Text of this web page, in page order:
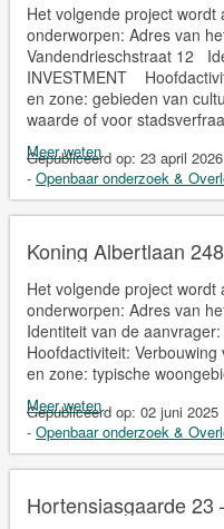
Het volgende project
onderworpen: Adres van
Vandendrieschstraat 12
INVESTMENT
en zone: gebieden van
waarde of voor
Meer weten
Gepubliceerd op: 23 april 2026
- Openbaar onderzoek &
Koning Albertlaan
Het volgende project
onderworpen: Adres van
Identiteit van de
Hoofdactiviteit:
en zone: typische
Meer weten
Gepubliceerd op: 02 juni 2025
- Openbaar onderzoek &
Hortensiasgaarde 23